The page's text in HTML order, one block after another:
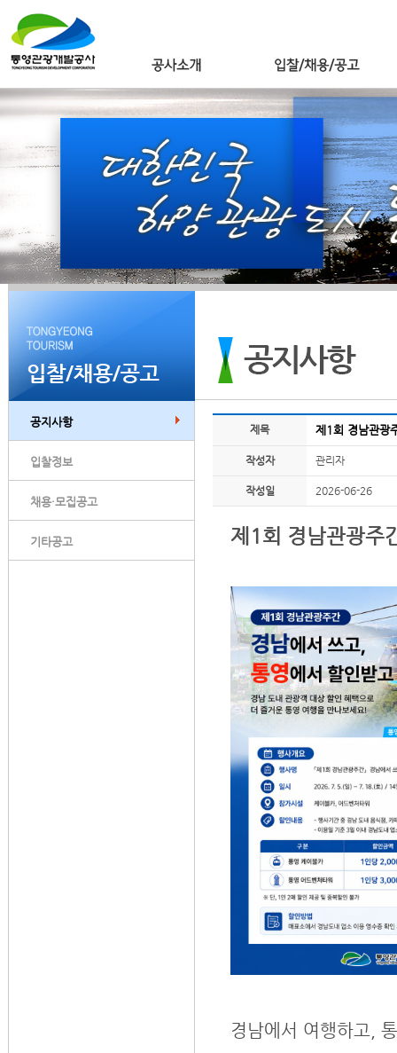
공지사항
입찰정보
채용·모집공고
기타공고
제목 제1회 경남관광
작성자 관리자
작성일 2026-06-26
제1회 경남관광주
경남에서 여행하고,